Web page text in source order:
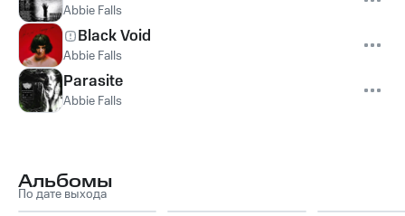
Abbie Falls
Black Void
Abbie Falls
Parasite
Abbie Falls
Альбомы
По дате выхода